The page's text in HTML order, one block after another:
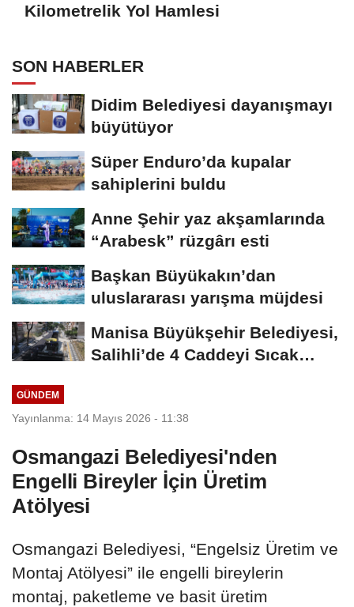
Kilometrelik Yol Hamlesi
SON HABERLER
Didim Belediyesi dayanışmayı
büyütüyor
Süper Enduro’da kupalar
sahiplerini buldu
Anne Şehir yaz akşamlarında
“Arabesk” rüzgârı esti
Başkan Büyükakın’dan
uluslararası yarışma müjdesi
Manisa Büyükşehir Belediyesi,
Salihli’de 4 Caddeyi Sıcak
GÜNDEM
Yayınlanma: 14 Mayıs 2026 - 11:38
Osmangazi Belediyesi'nden
Engelli Bireyler İçin Üretim
Atölyesi
Osmangazi Belediyesi, “Engelsiz Üretim ve
Montaj Atölyesi” ile engelli bireylerin
montaj, paketleme ve basit üretim